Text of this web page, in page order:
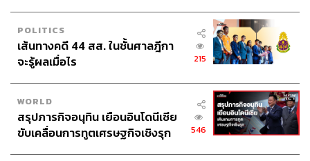
POLITICS
เส้นทางคดี 44 สส. ในชั้นศาลฎีกา
จะรู้ผลเมื่อไร
215
WORLD
สรุปภารกิจอนุทิน เยือนอินโดนีเซีย
ขับเคลื่อนการทูตเศรษฐกิจเชิงรุก
546